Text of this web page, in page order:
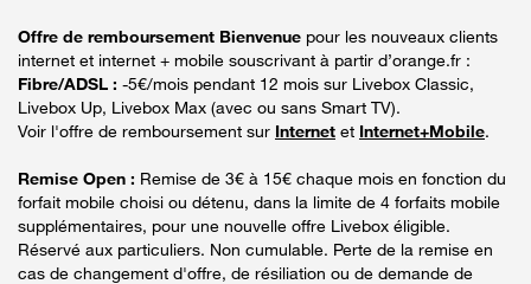
Offre de remboursement Bienvenue pour les nouveaux clients
internet et internet + mobile souscrivant à partir d’orange.fr :
Fibre/ADSL : -5€/mois pendant 12 mois sur Livebox Classic,
Livebox Up, Livebox Max (avec ou sans Smart TV).
Voir l'offre de remboursement sur Internet et Internet+Mobile.
Remise Open : Remise de 3€ à 15€ chaque mois en fonction du
forfait mobile choisi ou détenu, dans la limite de 4 forfaits mobile
supplémentaires, pour une nouvelle offre Livebox éligible.
Réservé aux particuliers. Non cumulable. Perte de la remise en
cas de changement d'offre, de résiliation ou de demande de